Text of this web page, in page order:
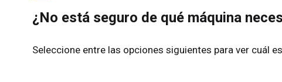
¿No está seguro de qué máquina
Seleccione entre las opciones siguientes para ver cuál